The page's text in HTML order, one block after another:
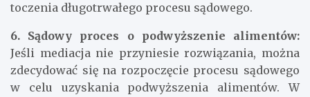
toczenia długotrwałego procesu sądowego.
6. Sądowy proces o podwyższenie alimentów:
Jeśli mediacja nie przyniesie rozwiązania, można
zdecydować się na rozpoczęcie procesu sądowego
w celu uzyskania podwyższenia alimentów. W